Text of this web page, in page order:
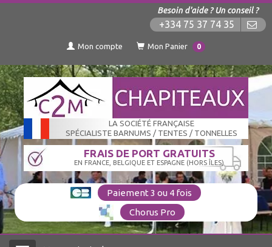
Besoin d'aide ? Un conseil ?
+334 75 37 74 35
Mon compte Mon Panier 0
LA SOCIÉTÉ FRANÇAISE
SPÉCIALISTE BARNUMS / TENTES / TONNELLES
FRAIS DE PORT GRATUITS
EN FRANCE, BELGIQUE ET ESPAGNE (HORS ÎLES)
Paiement 3 ou 4 fois
Chorus Pro